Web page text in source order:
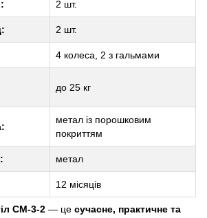
2 шт.
2 шт.
4 колеса, 2 з гальмами
до 25 кг
метал із порошковим
покриттям
метал
12 місяців
СМ-3-2 — це сучасне, практичне та